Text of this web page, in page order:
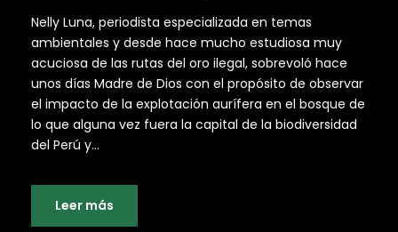
Nelly Luna, periodista especializada en temas
ambientales y desde hace mucho estudiosa muy
acuciosa de las rutas del oro ilegal, sobrevoló hace
unos días Madre de Dios con el propósito de observar
el impacto de la explotación aurífera en el bosque de
lo que alguna vez fuera la capital de la biodiversidad
del Perú y...
Leer más